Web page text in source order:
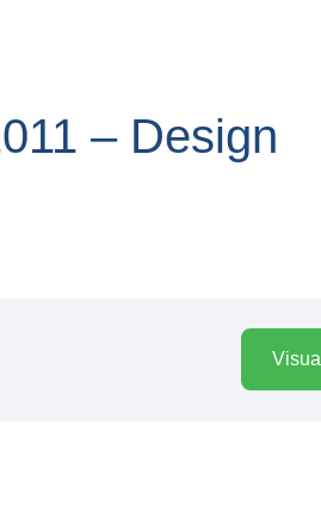
– Design